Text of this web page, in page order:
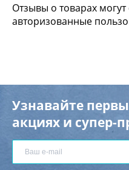
Отзывы о товарах могут
авторизованные
Узнавайте
акциях и супер-